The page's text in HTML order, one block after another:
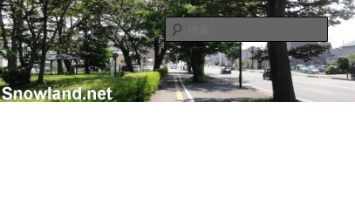
メ
イ
ン
コ
ン
テ
サ
ブ
コ
ン
テ
ン
Nacky – Snowland.net
Nacky(Issei Ishii)がDJ/Composerのようなふりして書き散らすblogサイト
検
索